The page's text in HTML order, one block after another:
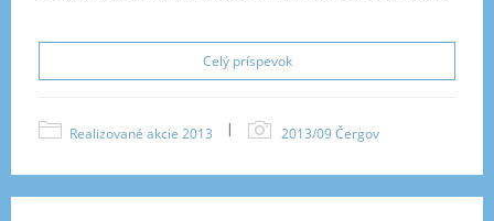
Celý príspevok
Realizované akcie 2013 | 2013/09 Čergov